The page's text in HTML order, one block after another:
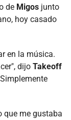
de Migos junto
hoy casado
en la música.
dijo Takeoff
que me gustaba